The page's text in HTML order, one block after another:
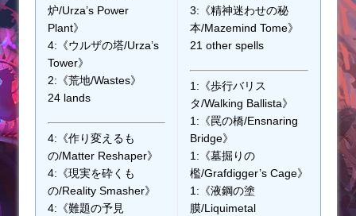
炉/Urza’s Power
Plant》
4:《ウルザの塔/Urza’s
Tower》
2:《荒地/Wastes》
24 lands
4:《作り変えるも
の/Matter Reshaper》
4:《現実を砕くも
の/Reality Smasher》
4:《難題の予見
3:《精神迷わせの秘
本/Mazemind Tome》
21 other spells
1:《歩行バリス
タ/Walking Ballista》
1:《罠の橋/Ensnaring
Bridge》
1:《墓掘りの
檻/Grafdigger’s Cage》
1:《液鋼の塗
膜/Liquimetal